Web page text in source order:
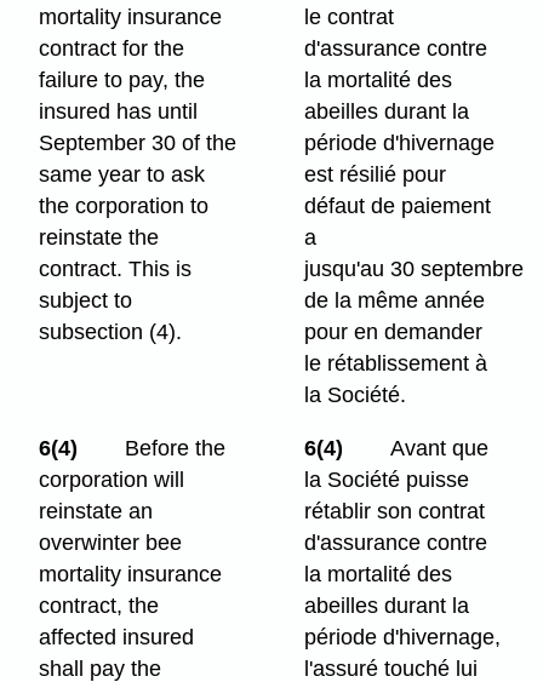
mortality insurance
contract for the
failure to pay, the
insured has until
September 30 of the
same year to ask
the corporation to
reinstate the
contract. This is
subject to
subsection (4).
le contrat
d'assurance contre
la mortalité des
abeilles durant la
période d'hivernage
est résilié pour
défaut de paiement
a
jusqu'au 30 septembre
de la même année
pour en demander
le rétablissement à
la Société.
6(4)
Before the
corporation will
reinstate an
overwinter bee
mortality insurance
contract, the
affected insured
shall pay the
6(4)
Avant que
la Société puisse
rétablir son contrat
d'assurance contre
la mortalité des
abeilles durant la
période d'hivernage,
l'assuré touché lui